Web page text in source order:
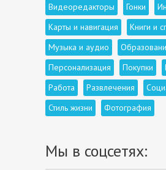
Видеоредакторы
Гонки
Карты и навигация
Книги и
Музыка и аудио
Персонализация
Покупки
Работа
Развлечения
Стиль жизни
Фотография
Мы в соцсетях: